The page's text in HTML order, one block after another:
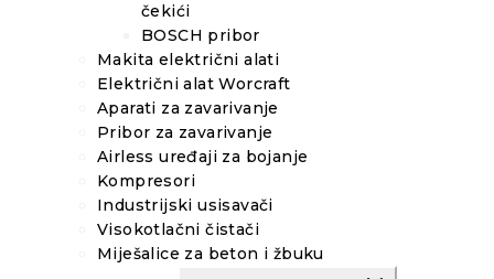
čekići
BOSCH pribor
Makita električni alati
Električni alat Worcraft
Aparati za zavarivanje
Pribor za zavarivanje
Airless uređaji za bojanje
Kompresori
Industrijski usisavači
Visokotlačni čistači
Miješalice za beton i žbuku